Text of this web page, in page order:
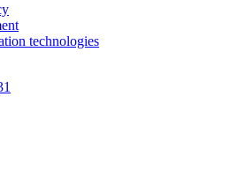
technologies